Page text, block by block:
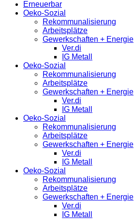
Erneuerbar
Oeko-Sozial
Rekommunalisierung
Arbeitsplätze
Gewerkschaften + Energie
Ver.di
IG Metall
Oeko-Sozial
Rekommunalisierung
Arbeitsplätze
Gewerkschaften + Energie
Ver.di
IG Metall
Oeko-Sozial
Rekommunalisierung
Arbeitsplätze
Gewerkschaften + Energie
Ver.di
IG Metall
Oeko-Sozial
Rekommunalisierung
Arbeitsplätze
Gewerkschaften + Energie
Ver.di
IG Metall